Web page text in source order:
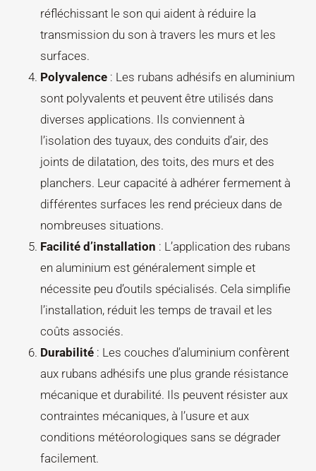
réfléchissant le son qui aident à réduire la
transmission du son à travers les murs et les
surfaces.
Polyvalence: Les rubans adhésifs en aluminium
sont polyvalents et peuvent être utilisés dans
diverses applications. Ils conviennent à
l’isolation des tuyaux, des conduits d’air, des
joints de dilatation, des toits, des murs et des
planchers. Leur capacité à adhérer fermement à
différentes surfaces les rend précieux dans de
nombreuses situations.
Facilité d’installation : L’application des rubans
en aluminium est généralement simple et
nécessite peu d’outils spécialisés. Cela simplifie
l’installation, réduit les temps de travail et les
coûts associés.
Durabilité: Les couches d’aluminium confèrent
aux rubans adhésifs une plus grande résistance
mécanique et durabilité. Ils peuvent résister aux
contraintes mécaniques, à l’usure et aux
conditions météorologiques sans se dégrader
facilement.